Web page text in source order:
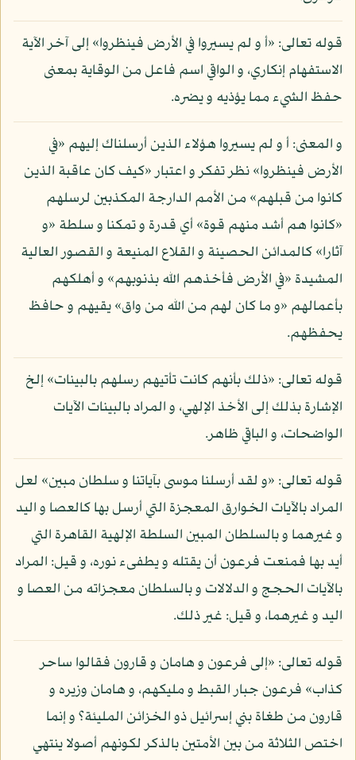
قوله تعالى: «أ و لم يسيروا في الأرض فينظروا» إلى آخر الآية
الاستفهام إنكاري، و الواقي اسم فاعل من الوقاية بمعنى
حفظ الشيء مما يؤذيه و يضره.
و المعنى: أ و لم يسيروا هؤلاء الذين أرسلناك إليهم «في
الأرض فينظروا» نظر تفكر و اعتبار «كيف كان عاقبة الذين
كانوا من قبلهم» من الأمم الدارجة المكذبين لرسلهم
«كانوا هم أشد منهم قوة» أي قدرة و تمكنا و سلطة «و
آثارا» كالمدائن الحصينة و القلاع المنيعة و القصور العالية
المشيدة «في الأرض فأخذهم الله بذنوبهم» و أهلكهم
بأعمالهم «و ما كان لهم من الله من واق» يقيهم و حافظ
يحفظهم.
قوله تعالى: «ذلك بأنهم كانت تأتيهم رسلهم بالبينات» إلخ
الإشارة بذلك إلى الأخذ الإلهي، و المراد بالبينات الآيات
الواضحات، و الباقي ظاهر.
قوله تعالى: «و لقد أرسلنا موسى بآياتنا و سلطان مبين» لعل
المراد بالآيات الخوارق المعجزة التي أرسل بها كالعصا و اليد
و غيرهما و بالسلطان المبين السلطة الإلهية القاهرة التي
أيد بها فمنعت فرعون أن يقتله و يطفىء نوره، و قيل: المراد
بالآيات الحجج و الدلالات و بالسلطان معجزاته من العصا و
اليد و غيرهما، و قيل: غير ذلك.
قوله تعالى: «إلى فرعون و هامان و قارون فقالوا ساحر
كذاب» فرعون جبار القبط و مليكهم، و هامان وزيره و
قارون من طغاة بني إسرائيل ذو الخزائن المليئة؟ و إنما
اختص الثلاثة من بين الأمتين بالذكر لكونهم أصولا ينتهي